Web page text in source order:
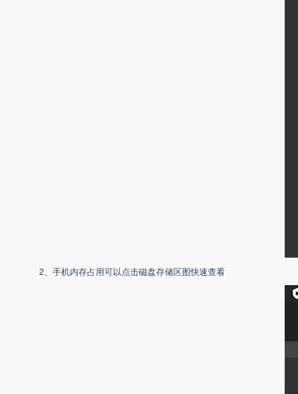
2、手机内存占用可以点击磁盘存储区图快速查看